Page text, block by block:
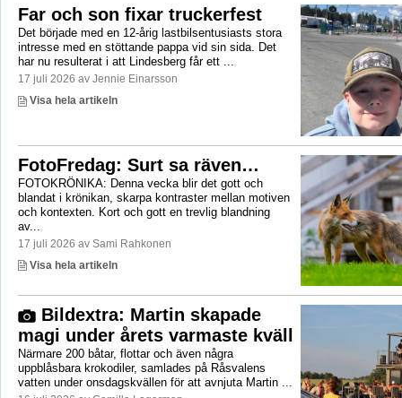
Far och son fixar truckerfest
Det började med en 12-årig lastbilsentusiasts stora
intresse med en stöttande pappa vid sin sida. Det
har nu resulterat i att Lindesberg får ett ...
17 juli 2026 av Jennie Einarsson
Visa hela artikeln
FotoFredag: Surt sa räven…
FOTOKRÖNIKA: Denna vecka blir det gott och
blandat i krönikan, skarpa kontraster mellan motiven
och kontexten. Kort och gott en trevlig blandning
av...
17 juli 2026 av Sami Rahkonen
Visa hela artikeln
Bildextra: Martin skapade
magi under årets varmaste kväll
Närmare 200 båtar, flottar och även några
uppblåsbara krokodiler, samlades på Råsvalens
vatten under onsdagskvällen för att avnjuta Martin ...